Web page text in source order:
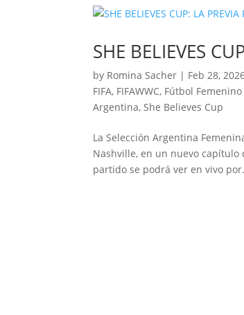
SHE BELIEVES
by Romina Sacher | Feb 28,
FIFA, FIFAWWC, Fútbol
Argentina,She Believes Cup
La Selección Argentina
Nashville, en un nuevo
partido se podrá ver en vivo